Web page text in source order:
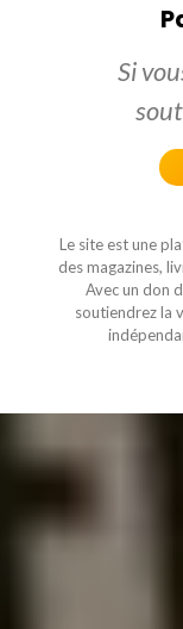
Si
Le site est une
des magazines,
Avec un don
soutiendrez la